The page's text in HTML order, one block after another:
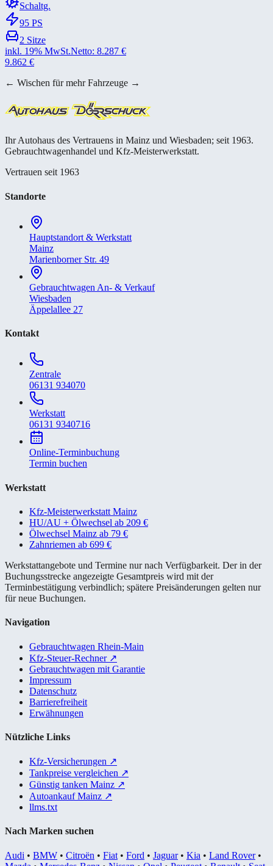
Schaltg.
95 PS
2 Sitze
inkl. 19% MwSt.Netto: 8.287 €
9.862 €
← Wischen für mehr Fahrzeuge →
Ihr Autohaus des Vertrauens in Mainz und Wiesbaden; seit 1963.
Gebrauchtwagenhandel und Kfz-Meisterwerkstatt.
Vertrauen seit 1963
Standorte
Hauptstandort & Werkstatt
Mainz
Marienborner Str. 49
Gebrauchtwagen An- & Verkauf
Wiesbaden
Äppelallee 27
Kontakt
Zentrale
06131 934070
Werkstatt
06131 9340716
Online-Terminbuchung
Termin buchen
Werkstatt
Kfz-Meisterwerkstatt Mainz
HU/AU + Ölwechsel ab 209 €
Ölwechsel Mainz ab 79 €
Zahnriemen ab 699 €
Werkstattangebote und Termine nur nach Verfügbarkeit. Der in der
Buchungsstrecke angezeigte Gesamtpreis wird mit der
Terminbestätigung verbindlich; spätere Preisänderungen gelten nur
für neue Buchungen.
Navigation
Gebrauchtwagen Rhein-Main
Kfz-Steuer-Rechner ↗
Gebrauchtwagen mit Garantie
Impressum
Datenschutz
Barrierefreiheit
Erwähnungen
Nützliche Links
Kfz-Versicherungen ↗
Tankpreise vergleichen ↗
Günstig tanken Mainz ↗
Autoankauf Mainz ↗
llms.txt
Nach Marken suchen
Audi • BMW • Citroën • Fiat • Ford • Jaguar• Kia • Land Rover•